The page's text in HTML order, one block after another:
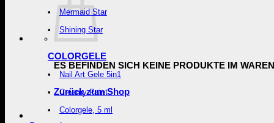
ES BEFINDEN SICH KEINE PRODUKTE IM
Zurück zum Shop
Mermaid Star
Shining Star
COLORGELE
Nail Art Gele 5in1
Creamy Paint
Colorgele, 5 ml